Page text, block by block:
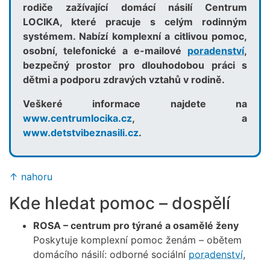
rodiče zažívající domácí násilí Centrum
LOCIKA, které pracuje s celým rodinným
systémem. Nabízí komplexní a citlivou pomoc,
osobní, telefonické a e-mailové poradenství,
bezpečný prostor pro dlouhodobou práci s
dětmi a podporu zdravých vztahů v rodině.
Veškeré informace najdete na
www.centrumlocika.cz, a
www.detstvibeznasili.cz.
↑ nahoru
Kde hledat pomoc – dospělí
ROSA – centrum pro týrané a osamělé ženy
Poskytuje komplexní pomoc ženám – obětem
domácího násilí: odborné sociální poradenství,